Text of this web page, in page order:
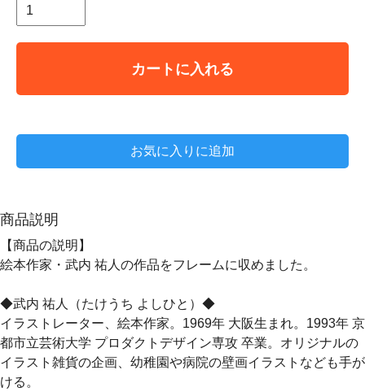
カートに入れる
お気に入りに追加
商品説明
【商品の説明】
絵本作家・武内 祐人の作品をフレームに収めました。
◆武内 祐人（たけうち よしひと）◆
イラストレーター、絵本作家。1969年 大阪生まれ。1993年 京
都市立芸術大学 プロダクトデザイン専攻 卒業。オリジナルの
イラスト雑貨の企画、幼稚園や病院の壁画イラストなども手が
ける。